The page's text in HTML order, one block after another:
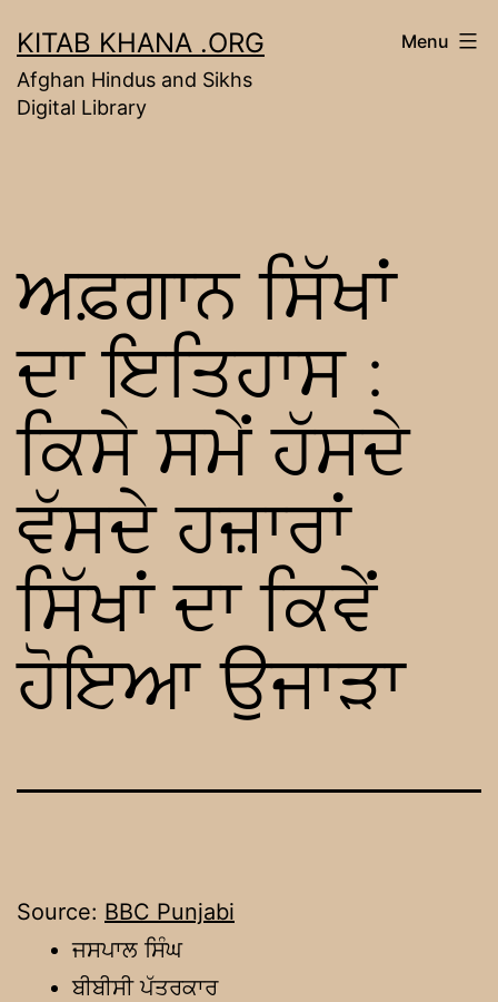
to
content
KITAB KHANA .ORG
Afghan Hindus and Sikhs
Digital Library
Menu
ਅਫ਼ਗਾਨ ਸਿੱਖਾਂ
ਦਾ ਇਤਿਹਾਸ :
ਕਿਸੇ ਸਮੇਂ ਹੱਸਦੇ
ਵੱਸਦੇ ਹਜ਼ਾਰਾਂ
ਸਿੱਖਾਂ ਦਾ ਕਿਵੇਂ
ਹੋਇਆ ਉਜਾੜਾ
Source: BBC Punjabi
ਜਸਪਾਲ ਸਿੰਘ
ਬੀਬੀਸੀ ਪੱਤਰਕਾਰ